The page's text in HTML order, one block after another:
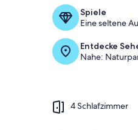
Spiele
Eine seltene
Entdecke
Nahe:
4 Schlafzimmer